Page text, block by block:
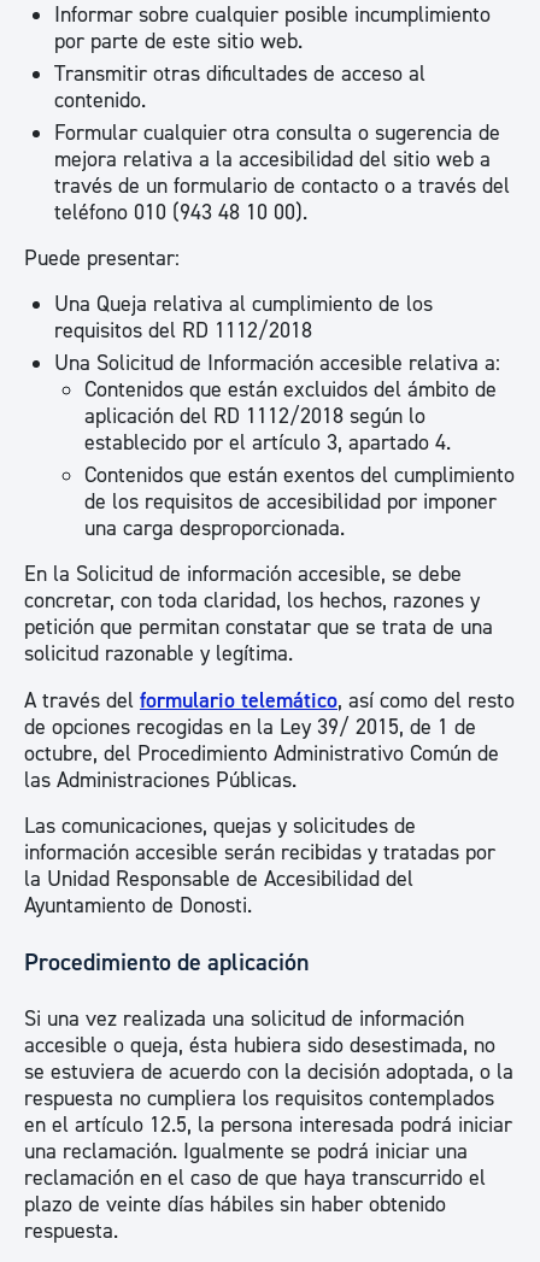
Informar sobre cualquier posible incumplimiento
por parte de este sitio web.
Transmitir otras dificultades de acceso al
contenido.
Formular cualquier otra consulta o sugerencia de
mejora relativa a la accesibilidad del sitio web a
través de un formulario de contacto o a través del
teléfono 010 (943 48 10 00).
Puede presentar:
Una Queja relativa al cumplimiento de los
requisitos del RD 1112/2018
Una Solicitud de Información accesible relativa a:
Contenidos que están excluidos del ámbito de
aplicación del RD 1112/2018 según lo
establecido por el artículo 3, apartado 4.
Contenidos que están exentos del cumplimiento
de los requisitos de accesibilidad por imponer
una carga desproporcionada.
En la Solicitud de información accesible, se debe
concretar, con toda claridad, los hechos, razones y
petición que permitan constatar que se trata de una
solicitud razonable y legítima.
A través del formulario telemático, así como del resto
de opciones recogidas en la Ley 39/ 2015, de 1 de
octubre, del Procedimiento Administrativo Común de
las Administraciones Públicas.
Las comunicaciones, quejas y solicitudes de
información accesible serán recibidas y tratadas por
la Unidad Responsable de Accesibilidad del
Ayuntamiento de Donosti.
Procedimiento de aplicación
Si una vez realizada una solicitud de información
accesible o queja, ésta hubiera sido desestimada, no
se estuviera de acuerdo con la decisión adoptada, o la
respuesta no cumpliera los requisitos contemplados
en el artículo 12.5, la persona interesada podrá iniciar
una reclamación. Igualmente se podrá iniciar una
reclamación en el caso de que haya transcurrido el
plazo de veinte días hábiles sin haber obtenido
respuesta.